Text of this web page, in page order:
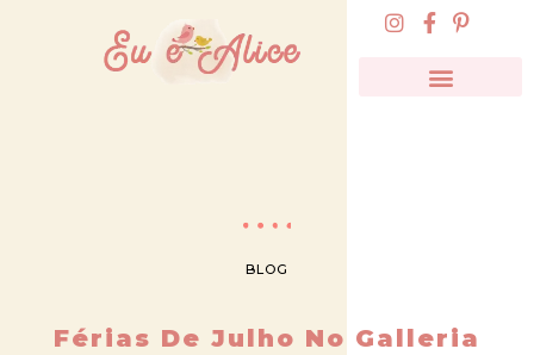
BLOG
Férias De Julho No Galleria